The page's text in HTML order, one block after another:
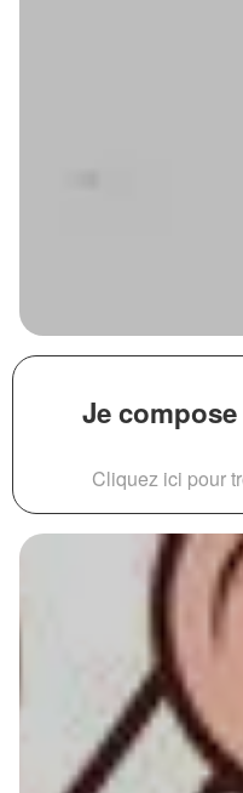
Je
Cliquez ici pour